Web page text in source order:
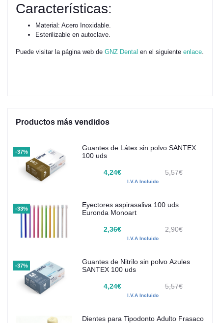
Características:
Material: Acero Inoxidable.
Esterilizable en autoclave.
Puede visitar la página web de GNZ Dental en el siguiente enlace
Productos más vendidos
-37%
Guantes de Látex sin polvo SANTEX
100 uds
4,24€ 5,57€
I.V.A Incluido
-33%
Eyectores aspirasaliva 100 uds
Euronda Monoart
2,36€ 2,90€
I.V.A Incluido
-37%
Guantes de Nitrilo sin polvo Azules
SANTEX 100 uds
4,24€ 5,57€
I.V.A Incluido
Dientes para Tipodonto Adulto Frasaco